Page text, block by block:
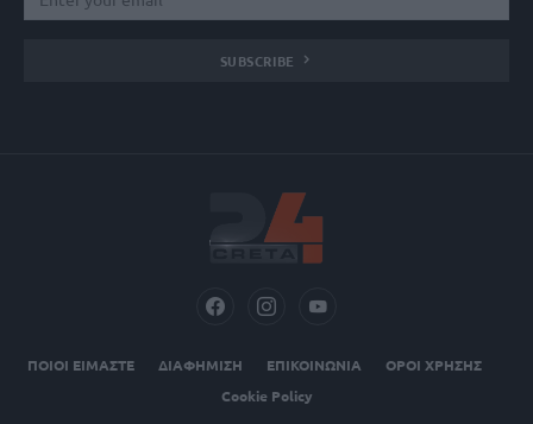
SUBSCRIBE
ΠΟΙΟΙ ΕΙΜΑΣΤΕ ΔΙΑΦΗΜΙΣΗ ΕΠΙΚΟΙΝΩΝΙΑ
ΟΡΟΙ ΧΡΗΣΗΣ
Cookie Policy